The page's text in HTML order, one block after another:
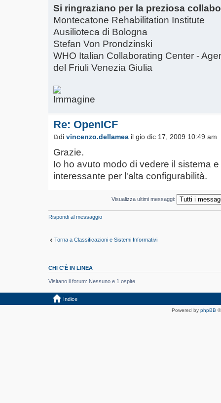
Si ringraziano per la preziosa
Montecatone Rehabilitation Institute
Ausilioteca di Bologna
Stefan Von Prondzinski
WHO Italian Collaborating Center -
del Friuli Venezia Giulia
Re: OpenICF
di vincenzo.dellamea il gio dic 17, 2009 10:49 am
Grazie.
Io ho avuto modo di vedere il sistema
interessante per l'alta configurabilità.
Visualizza ultimi messaggi:
Rispondi al messaggio
Torna a Classificazioni e Sistemi Informativi
CHI C’È IN LINEA
Visitano il forum: Nessuno e 1 ospite
Indice
Powered by phpBB